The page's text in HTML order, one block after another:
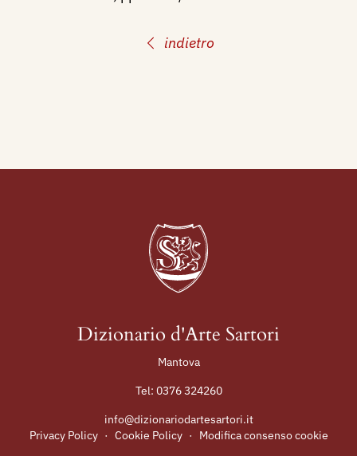
indietro
Dizionario d'Arte Sartori
Mantova
Tel: 0376 324260
info@dizionariodartesartori.it
Privacy Policy · Cookie Policy · Modifica consenso cookie